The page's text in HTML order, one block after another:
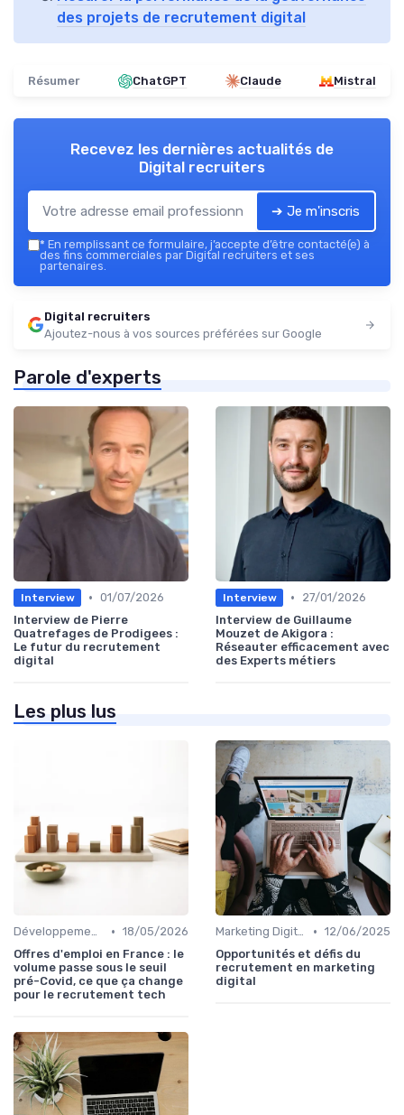
des projets de recrutement digital
Résumer ChatGPT Claude Mistral
Recevez les dernières actualités de
Digital recruiters
➔ Je m'inscris
* En remplissant ce formulaire, j’accepte d’être contacté(e) à
des fins commerciales par Digital recruiters et ses
partenaires.
Digital recruiters
Ajoutez-nous à vos sources préférées sur Google
Parole d'experts
Interview • 01/07/2026
Interview de Pierre
Quatrefages de Prodigees :
Le futur du recrutement
digital
Interview •
27/01/2026
Interview de Guillaume
Mouzet de Akigora :
Réseauter efficacement avec
des Experts métiers
Les plus lus
Développement Web et Mobile • 18/05/2026
Offres d'emploi en France : le
volume passe sous le seuil
pré-Covid, ce que ça change
pour le recrutement tech
Marketing Digital et SEO • 12/06/2025
Opportunités et défis du
recrutement en marketing
digital